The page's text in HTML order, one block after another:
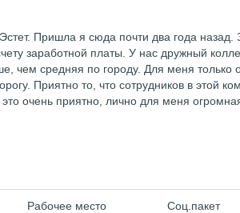
Пришла я сюда почти два года назад.
заработной платы. У нас дружный
чем средняя по городу. Для меня только
Приятно то, что сотрудников в этой
очень приятно, лично для меня
Рабочее место Соц.пакет